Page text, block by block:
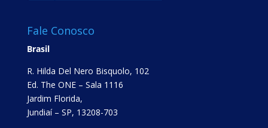
Fale Conosco
Brasil
R. Hilda Del Nero Bisquolo, 102
Ed. The ONE – Sala 1116
Jardim Florida,
Jundiaí – SP, 13208-703